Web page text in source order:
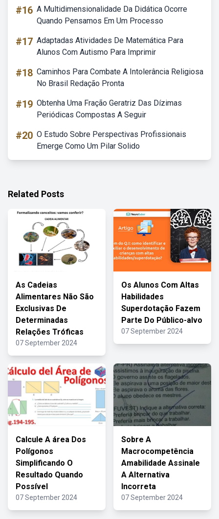
#16 A Multidimensionalidade Da Didática Ocorre
Quando Pensamos Em Um Processo
#17 Adaptadas Atividades De Matemática Para
Alunos Com Autismo Para Imprimir
#18 Caminhos Para Combate A Intolerância Religiosa
No Brasil Redação Pronta
#19 Obtenha Uma Fração Geratriz Das Dízimas
Periódicas Compostas A Seguir
#20 O Estudo Sobre Perspectivas Profissionais
Emerge Como Um Pilar Solido
Related Posts
As Cadeias
Alimentares Não São
Exclusivas De
Determinadas
Relações Tróficas
07 September 2024
Os Alunos Com Altas
Habilidades
Superdotação Fazem
Parte Do Público-alvo
07 September 2024
Calcule A área Dos
Polígonos
Simplificando O
Resultado Quando
Possível
07 September 2024
Sobre A
Macrocompetência
Amabilidade Assinale
A Alternativa
Incorreta
07 September 2024